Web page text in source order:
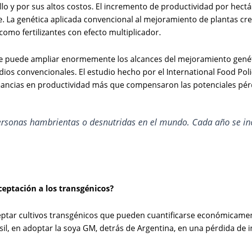
y por sus altos costos. El incremento de productividad por
La genética aplicada convencional al mejoramiento de plantas
fertilizantes con efecto multiplicador.
puede ampliar enormemente los alcances del mejoramiento
convencionales. El estudio hecho por el International Food
en productividad más que compensaron las potenciales
hambrientas o desnutridas en el mundo. Cada año se
a los transgénicos?
cultivos transgénicos que pueden cuantificarse
en adoptar la soya GM, detrás de Argentina, en una pérdida de